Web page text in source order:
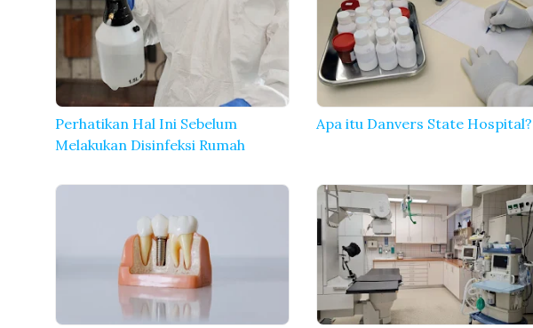
Perhatikan Hal Ini Sebelum
Melakukan Disinfeksi Rumah
Apa itu Danvers State Hospital?